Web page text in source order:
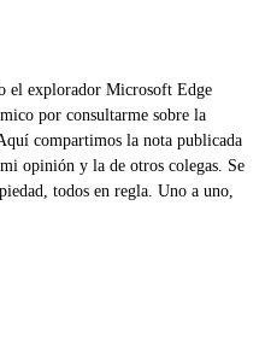
el explorador Microsoft Edge
por consultarme sobre la
compartimos la nota publicada
opinión y la de otros colegas. Se
todos en regla. Uno a uno,